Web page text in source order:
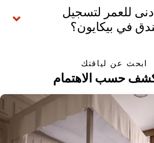
للعمر لتسجيل
في بيكايون؟
ابحث عن لياقتك
حسب الاهتمام